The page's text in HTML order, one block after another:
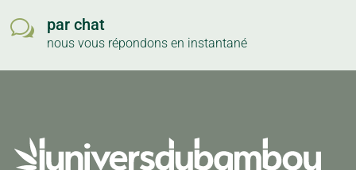
w par chat
nous vous répondons en instantané